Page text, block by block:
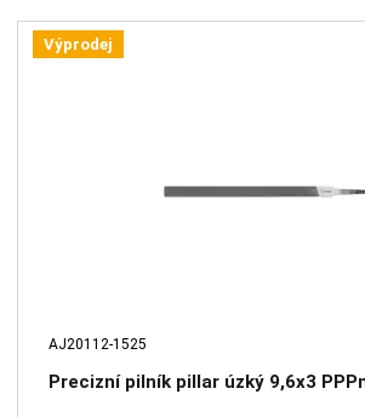
Výprodej
AJ20112-1525
Precizní pilník pillar úzký 9,6x3